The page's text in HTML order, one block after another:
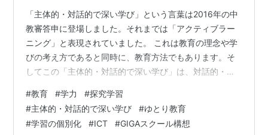
「主体的・対話的で深い学び」という言葉は2016年の中
教審答申に登場しました。それまでは「アクティブラー
ニング」と表現されていました。 これは教育の理念や学
びの考え方であると同時に、教育方法でもあります。そ
してこの「主体的・対話的で深い学び」は、対話的・探
映しています。 「主体的・対話的で深い学び」とはどう
いうことでしょう。 「『主体的な学び』、『対話的な学
び』、『深い学び』はそれぞれ固有の授業改善の視点で
#教育 #学力 #探究学習
#主体的・対話的で深い学び #ゆとり教育
#学習の個別化 #ICT #GIGAスクール構想